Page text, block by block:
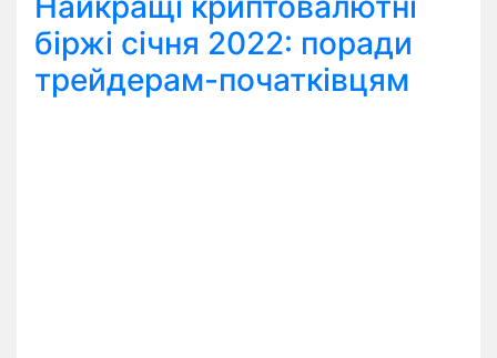
біржі січня 2022: поради
трейдерам-початківцям